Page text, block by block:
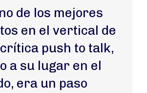
de los mejores
en el vertical de
push to talk,
a su lugar en el
era un paso